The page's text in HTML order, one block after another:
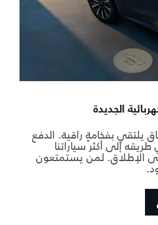
الجديدة
يلتقي بفخامةٍ راقية. الدفع
إلى أكثر سياراتنا
الإطلاق. لمن يستمتعون